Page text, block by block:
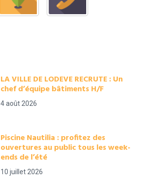
LA VILLE DE LODEVE RECRUTE : Un
chef d’équipe bâtiments H/F
4 août 2026
Piscine Nautilia : profitez des
ouvertures au public tous les week-
ends de l’été
10 juillet 2026